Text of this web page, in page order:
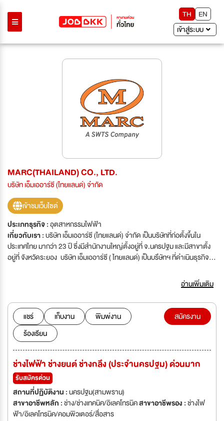
TH
EN
เข้าสู่ระบบ
MARC(THAILAND) CO., LTD.
บริษัท เอ็มเออาร์ซี (ไทยแลนด์) จำกัด
เข้าชมเว็บไซต์
ประเภทธุรกิจ :อุตสาหกรรมไฟฟ้า
เกี่ยวกับเรา :บริษัท เอ็มเออาร์ซี (ไทยแลนด์) จำกัด เป็นบริษัทที่ก่อตั้งขึ้นใน
ประเทศไทย มากว่า 23 ปี ซึ่งมีสำนักงานใหญ่ตั้งอยู่ที่ จ.นครปฐม และมีสาขาตั้ง
อยู่ที่ จังหวัดระยอง บริษัท เอ็มเออาร์ซี ( ไทยแลนด์) เป็นบริํษัทฯ ที่ดำเนินธุรกิจ
รักษาตรวจเช็คเบรคเกอร์ ซ่อมหม้อแปลงฟฟ้า พันขดลวดหม้อแปลง ซ่อมแซ
มกัฟเวอร์เนอร์ งานกลึง งานสเปรย์ งานเคลือบผิวคอมเพรสเซอร์ เป็นต้น บริษัท
เอ็มเออาร์ซี (ไทยแลนด์) จำกัด กำลังมีการขยายกิจการเพิ่มยิ่งขึ้น จึงต้องการ
เปิดโอกาสให้สำหรับผู้ที่มีความรู้ ความสามารถ เพื่อต้องการความก้าวหน้าและ
พร้อมที่จะเติบโตในตำแหน่งหน้าที่การงานไปพร้อมกับบริษัทฯ ทางบริษัทจึง
ต้องการเปิดรับสมัครงานในตำแหน่งดังนี้
อ่านเพิ่มเติม
แชร์ เก็บงาน
พิมพ์งาน
ร้องเรียน
สมัครงาน
ช่างไฟฟ้า ช่างยนต์ ช่างกลึง (ประจำนครปฐม) ด่วนมาก
รับสมัครด่วน
สถานที่ปฏิบัติงาน :นครปฐม(สามพราน)
สาขาอาชีพหลัก :ช่าง/ช่างเทคนิค/อิเลคโทรนิคสาขาอาชีพรอง :ช่างไฟ
ฟ้า/อิเลคโทรนิค/คอมพิวเตอร์/สื่อสาร